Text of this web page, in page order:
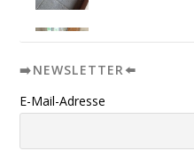
➡️NEWSLETTER⬅️
E-Mail-Adresse